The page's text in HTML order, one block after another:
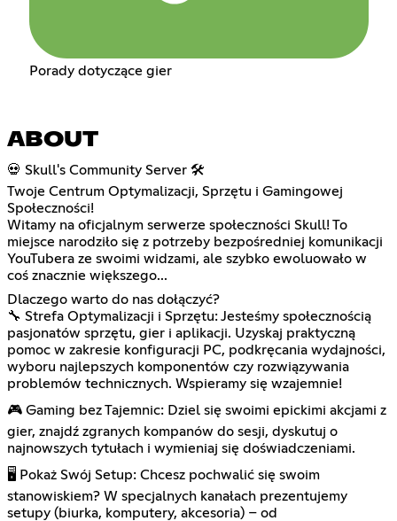
Porady dotyczące gier
ABOUT
💀 Skull's Community Server 🛠️
Twoje Centrum Optymalizacji, Sprzętu i Gamingowej
Społeczności!
Witamy na oficjalnym serwerze społeczności Skull! To
miejsce narodziło się z potrzeby bezpośredniej komunikacji
YouTubera ze swoimi widzami, ale szybko ewoluowało w
coś znacznie większego...
Dlaczego warto do nas dołączyć?
🔧 Strefa Optymalizacji i Sprzętu: Jesteśmy społecznością
pasjonatów sprzętu, gier i aplikacji. Uzyskaj praktyczną
pomoc w zakresie konfiguracji PC, podkręcania wydajności,
wyboru najlepszych komponentów czy rozwiązywania
problemów technicznych. Wspieramy się wzajemnie!
🎮 Gaming bez Tajemnic: Dziel się swoimi epickimi akcjami z
gier, znajdź zgranych kompanów do sesji, dyskutuj o
najnowszych tytułach i wymieniaj się doświadczeniami.
🖥️ Pokaż Swój Setup: Chcesz pochwalić się swoim
stanowiskiem? W specjalnych kanałach prezentujemy
setupy (biurka, komputery, akcesoria) – od